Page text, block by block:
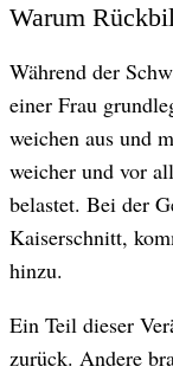
Warum
Während der
einer Frau
weichen aus und
weicher und vor
belastet. Bei der
Kaiserschnitt,
hinzu.
Ein Teil dieser
zurück. Andere